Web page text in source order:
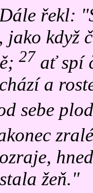
řekl:
jako když
27 ať spí
a
sebe
žeň."